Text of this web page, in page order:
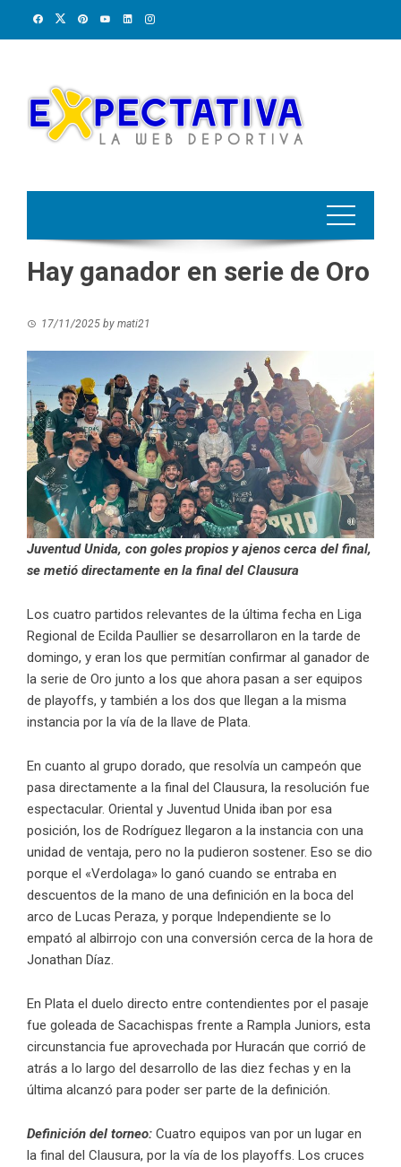
Hay ganador en serie de Oro
17/11/2025 by mati21
Juventud Unida, con goles propios y ajenos cerca del final,
se metió directamente en la final del Clausura
Los cuatro partidos relevantes de la última fecha en Liga
Regional de Ecilda Paullier se desarrollaron en la tarde de
domingo, y eran los que permitían confirmar al ganador de
la serie de Oro junto a los que ahora pasan a ser equipos
de playoffs, y también a los dos que llegan a la misma
instancia por la vía de la llave de Plata.
En cuanto al grupo dorado, que resolvía un campeón que
pasa directamente a la final del Clausura, la resolución fue
espectacular. Oriental y Juventud Unida iban por esa
posición, los de Rodríguez llegaron a la instancia con una
unidad de ventaja, pero no la pudieron sostener. Eso se dio
porque el «Verdolaga» lo ganó cuando se entraba en
descuentos de la mano de una definición en la boca del
arco de Lucas Peraza, y porque Independiente se lo
empató al albirrojo con una conversión cerca de la hora de
Jonathan Díaz.
En Plata el duelo directo entre contendientes por el pasaje
fue goleada de Sacachispas frente a Rampla Juniors, esta
circunstancia fue aprovechada por Huracán que corrió de
atrás a lo largo del desarrollo de las diez fechas y en la
última alcanzó para poder ser parte de la definición.
Definición del torneo: Cuatro equipos van por un lugar en
la final del Clausura, por la vía de los playoffs. Los cruces